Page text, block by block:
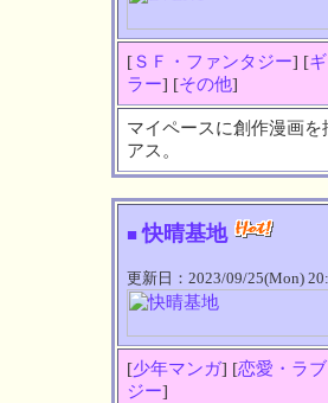
[ＳＦ・ファンタジー] [
ラー] [その他]
マイペースに創作漫画
アス。
■ 快晴基地
更新日：2023/09/25(Mon)
[少年マンガ] [恋愛・ラブ
ジー]